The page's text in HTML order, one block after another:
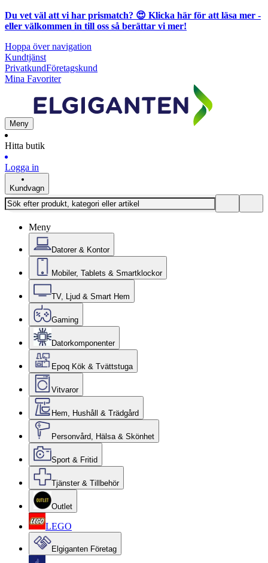
Du vet väl att vi har prismatch? 😍 Klicka här för att läsa mer -
eller välkommen in till oss så berättar vi mer!
Hoppa över navigation
Kundtjänst
PrivatkundFöretagskund
Mina Favoriter
Meny
Hitta butik
Logga in
Kundvagn
Meny
Datorer & Kontor
Mobiler, Tablets & Smartklockor
TV, Ljud & Smart Hem
Gaming
Datorkomponenter
Epoq Kök & Tvättstuga
Vitvaror
Hem, Hushåll & Trädgård
Personvård, Hälsa & Skönhet
Sport & Fritid
Tjänster & Tillbehör
Outlet
LEGO
Elgiganten Företag